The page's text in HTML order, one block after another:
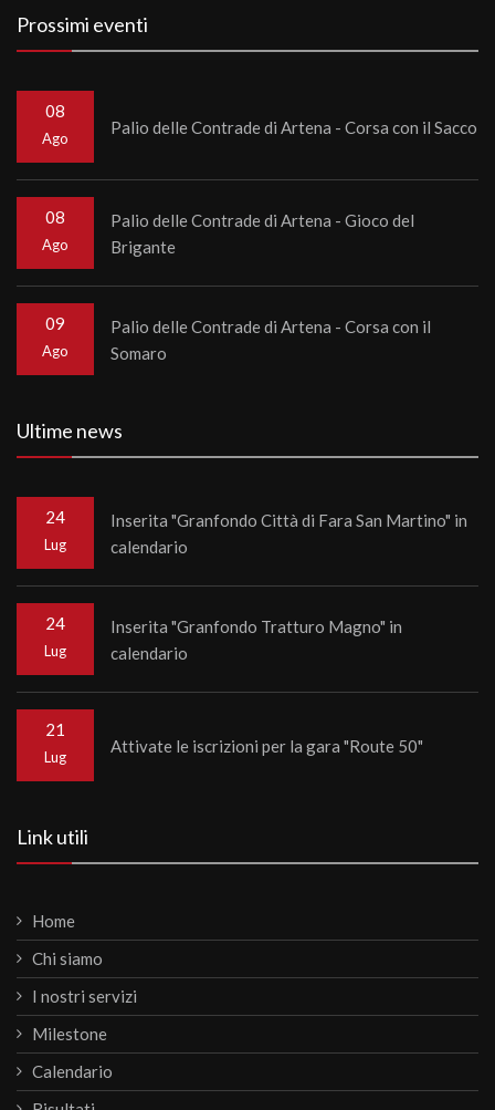
Prossimi eventi
08
Ago
Palio delle Contrade di Artena - Corsa con il Sacco
08
Ago
Palio delle Contrade di Artena - Gioco del
Brigante
09
Ago
Palio delle Contrade di Artena - Corsa con il
Somaro
Ultime news
24
Lug
Inserita "Granfondo Città di Fara San Martino" in
calendario
24
Lug
Inserita "Granfondo Tratturo Magno" in
calendario
21
Lug
Attivate le iscrizioni per la gara "Route 50"
Link utili
Home
Chi siamo
I nostri servizi
Milestone
Calendario